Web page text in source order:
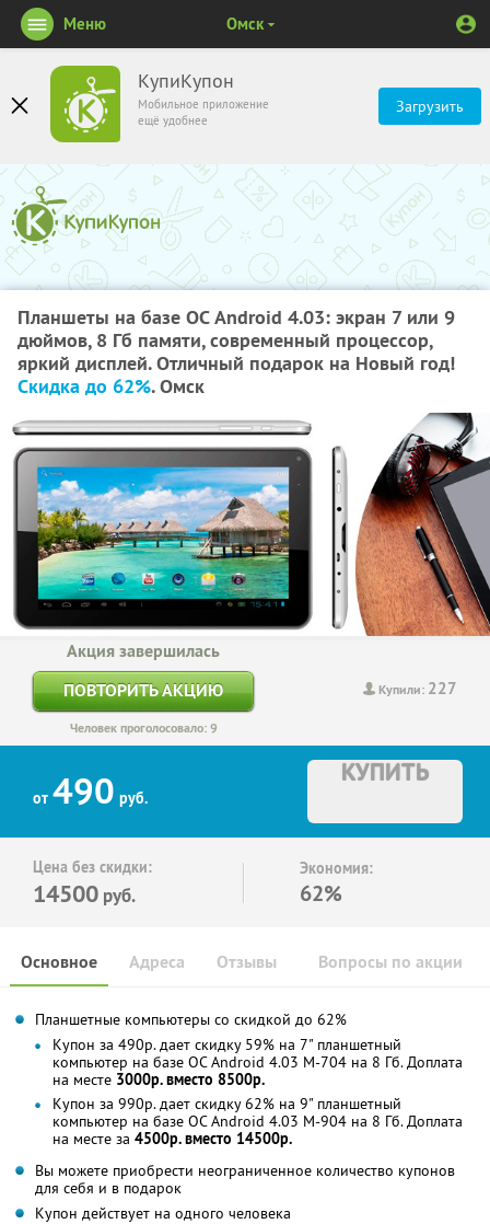
КупиКупон
Мобильное приложение
ещё удобнее
Загрузить
Меню Омск
Планшеты на базе ОС Android 4.03: экран 7 или 9
дюймов, 8 Гб памяти, современный процессор,
яркий дисплей. Отличный подарок на Новый год!
Скидка до 62%. Омск
Купили: 227
Акция завершилась
ПОВТОРИТЬ АКЦИЮ
Человек проголосовало: 9
от 490 руб.
КУПИТЬ
Цена без скидки:
14500 руб.
Экономия:
62%
Основное Отзывы Вопросы по акции
Адреса
Планшетные компьютеры со скидкой до 62%
Купон за 490р. дает скидку 59% на 7" планшетный
компьютер на базе ОС Android 4.03 M-704 на 8 Гб. Доплата
на месте 3000р. вместо 8500р.
Купон за 990р. дает скидку 62% на 9" планшетный
компьютер на базе ОС Android 4.03 M-904 на 8 Гб. Доплата
на месте за 4500р. вместо 14500р.
Вы можете приобрести неограниченное количество купонов
для себя и в подарок
Купон действует на одного человека